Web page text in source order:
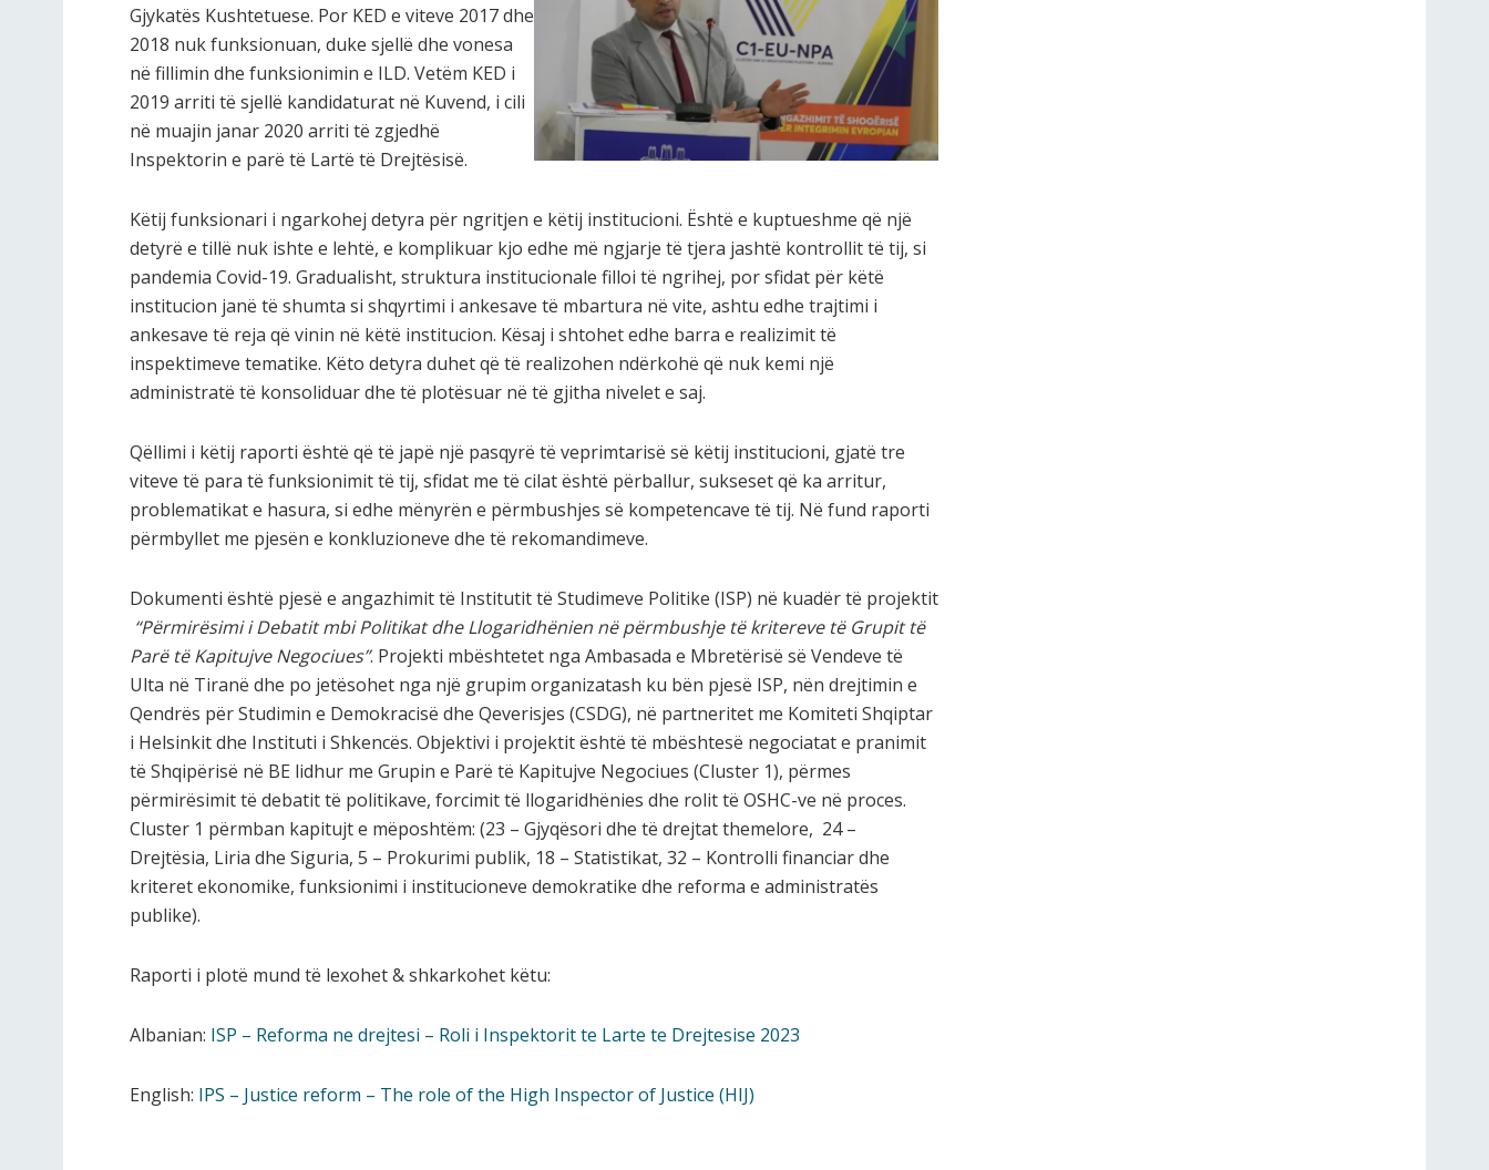
Gjykatës Kushtetuese. Por KED e viteve 2017 dhe
2018 nuk funksionuan, duke sjellë dhe vonesa
në fillimin dhe funksionimin e ILD. Vetëm KED i
2019 arriti të sjellë kandidaturat në Kuvend, i cili
në muajin janar 2020 arriti të zgjedhë
Inspektorin e parë të Lartë të Drejtësisë.
Këtij funksionari i ngarkohej detyra për ngritjen e këtij institucioni. Është e kuptueshme që një
detyrë e tillë nuk ishte e lehtë, e komplikuar kjo edhe më ngjarje të tjera jashtë kontrollit të tij, si
pandemia Covid-19. Gradualisht, struktura institucionale filloi të ngrihej, por sfidat për këtë
institucion janë të shumta si shqyrtimi i ankesave të mbartura në vite, ashtu edhe trajtimi i
ankesave të reja që vinin në këtë institucion. Kësaj i shtohet edhe barra e realizimit të
inspektimeve tematike. Këto detyra duhet që të realizohen ndërkohë që nuk kemi një
administratë të konsoliduar dhe të plotësuar në të gjitha nivelet e saj.
Qëllimi i këtij raporti është që të japë një pasqyrë të veprimtarisë së këtij institucioni, gjatë tre
viteve të para të funksionimit të tij, sfidat me të cilat është përballur, sukseset që ka arritur,
problematikat e hasura, si edhe mënyrën e përmbushjes së kompetencave të tij. Në fund raporti
përmbyllet me pjesën e konkluzioneve dhe të rekomandimeve.
Dokumenti është pjesë e angazhimit të Institutit të Studimeve Politike (ISP) në kuadër të projektit
“Përmirësimi i Debatit mbi Politikat dhe Llogaridhënien në përmbushje të kritereve të Grupit të
Parë të Kapitujve Negociues”. Projekti mbështetet nga Ambasada e Mbretërisë së Vendeve të
Ulta në Tiranë dhe po jetësohet nga një grupim organizatash ku bën pjesë ISP, nën drejtimin e
Qendrës për Studimin e Demokracisë dhe Qeverisjes (CSDG), në partneritet me Komiteti Shqiptar
i Helsinkit dhe Instituti i Shkencës. Objektivi i projektit është të mbështesë negociatat e pranimit
të Shqipërisë në BE lidhur me Grupin e Parë të Kapitujve Negociues (Cluster 1), përmes
përmirësimit të debatit të politikave, forcimit të llogaridhënies dhe rolit të OSHC-ve në proces.
Cluster 1 përmban kapitujt e mëposhtëm: (23 – Gjyqësori dhe të drejtat themelore, 24 –
Drejtësia, Liria dhe Siguria, 5 – Prokurimi publik, 18 – Statistikat, 32 – Kontrolli financiar dhe
kriteret ekonomike, funksionimi i institucioneve demokratike dhe reforma e administratës
publike).
Raporti i plotë mund të lexohet & shkarkohet këtu:
Albanian: ISP – Reforma ne drejtesi – Roli i Inspektorit te Larte te Drejtesise 2023
English: IPS – Justice reform – The role of the High Inspector of Justice (HIJ)